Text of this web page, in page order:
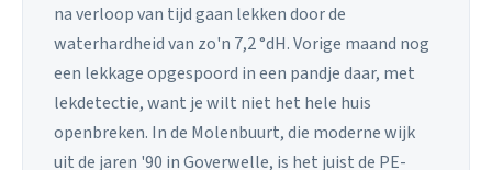
na verloop van tijd gaan lekken door de
waterhardheid van zo'n 7,2 °dH. Vorige maand nog
een lekkage opgespoord in een pandje daar, met
lekdetectie, want je wilt niet het hele huis
openbreken. In de Molenbuurt, die moderne wijk
uit de jaren '90 in Goverwelle, is het juist de PE-